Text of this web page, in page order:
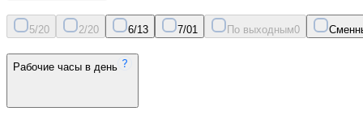
5/20 2/20 6/13 7/01 По выходным0
Рабочие часы в день